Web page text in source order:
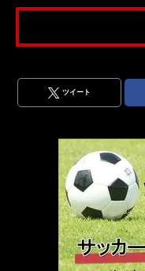
ツイート